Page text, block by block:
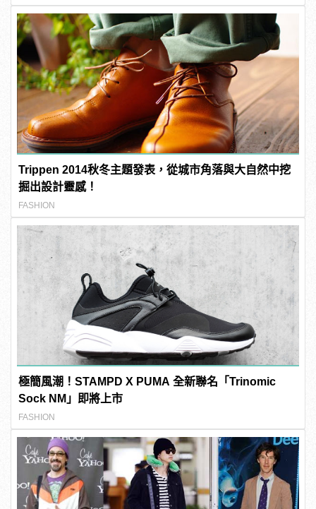
Trippen 2014秋冬主題發表，從城市角落與大自然中挖
掘出設計靈感！
FASHION
極簡風潮！STAMPD X PUMA 全新聯名「Trinomic
Sock NM」即將上市
FASHION